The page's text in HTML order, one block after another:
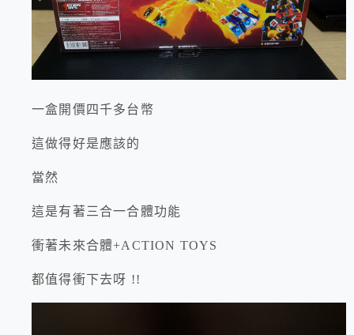
一盒開價四千多台幣
這做得好是應該的
當然
這是有著三合一合體功能
衝著未來合體+ACTION TOYS
都值得衝下去呀 !!